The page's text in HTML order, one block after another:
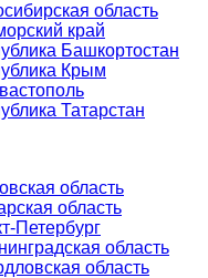
область
край
Башкортостан
Крым
Татарстан
область
область
Петербург
область
область